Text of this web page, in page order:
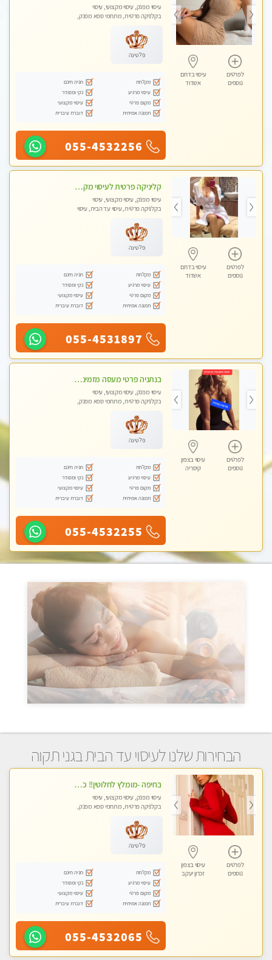
לפרטים
נוספים
עיסוי בדרום
אשדוד
עיסוי מפנק, עיסוי מקצועי, עיסוי
בקלניקה פרטית, מתחמי ספא מפנק,
טנטרה
פלטינה
מקלחת
חניה חינם
עיסוי מרגיע
נקי ומסודר
מקום פרטי
עיסוי מקצועי
תמונה אמיתית
דוברת עיברית
055-4532256
לפרטים
נוספים
עיסוי בדרום
אשדוד
קליניקה פרטית לעיסוי מקצועי ואלטרנטיבי ברמה גבוהה VIP תתקשר ..... highly recommended..new in the city
עיסוי מפנק, עיסוי מקצועי, עיסוי
בקלניקה פרטית, עיסוי עד הבית, עיסוי
פלטינה
מקלחת
חניה חינם
עיסוי מרגיע
נקי ומסודר
מקום פרטי
עיסוי מקצועי
תמונה אמיתית
דוברת עיברית
055-4531897
לפרטים
נוספים
עיסוי בצפון
קיסריה
בנתניה פרטי מעסה מזמינה אותך למפגש אחד על אחד בלי שותפות! פינוק מרגיע vip
עיסוי מפנק, עיסוי מקצועי, עיסוי
בקלניקה פרטית, מתחמי ספא מפנק,
פלטינה
מקלחת
חניה חינם
עיסוי מרגיע
נקי ומסודר
מקום פרטי
עיסוי מקצועי
תמונה אמיתית
דוברת עיברית
055-4532255
הבחירות שלנו לעיסוי עד הבית בגני תקוה
לפרטים
נוספים
עיסוי בצפון
זכרון יעקב
בחיפה -מומלץ לחלוטין!! כל סוגי העיסויים מעסה מקצועית ואיכותית פרטי!!!
עיסוי מפנק, עיסוי מקצועי, עיסוי
בקלניקה פרטית, מתחמי ספא מפנק,
טנטרה
פלטינה
מקלחת
חניה חינם
עיסוי מרגיע
נקי ומסודר
מקום פרטי
עיסוי מקצועי
תמונה אמיתית
דוברת עיברית
055-4532065